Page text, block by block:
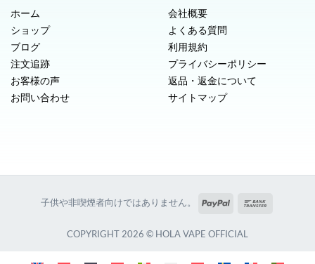
ホーム
ショップ
ブログ
注文追跡
お客様の声
お問い合わせ
会社概要
よくある質問
利用規約
プライバシーポリシー
返品・返金について
サイトマップ
子供や非喫煙者向けではありません。 PayPal
COPYRIGHT 2026 © HOLA VAPE OFFICIAL